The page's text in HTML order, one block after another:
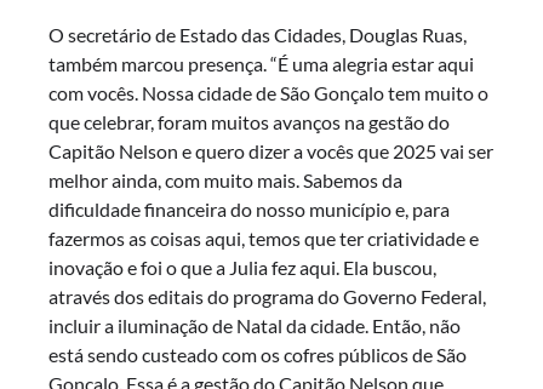
O secretário de Estado das Cidades, Douglas Ruas,
também marcou presença. “É uma alegria estar aqui
com vocês. Nossa cidade de São Gonçalo tem muito o
que celebrar, foram muitos avanços na gestão do
Capitão Nelson e quero dizer a vocês que 2025 vai ser
melhor ainda, com muito mais. Sabemos da
dificuldade financeira do nosso município e, para
fazermos as coisas aqui, temos que ter criatividade e
inovação e foi o que a Julia fez aqui. Ela buscou,
através dos editais do programa do Governo Federal,
incluir a iluminação de Natal da cidade. Então, não
está sendo custeado com os cofres públicos de São
Gonçalo. Essa é a gestão do Capitão Nelson que